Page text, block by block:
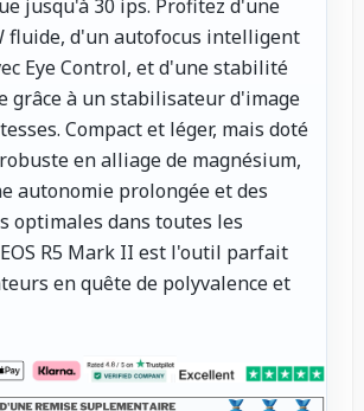
jusqu'à 30 ips. Profitez d'une
fluide, d'un autofocus intelligent
Eye Control, et d'une stabilité
grâce à un stabilisateur d'image
Compact et léger, mais doté
en alliage de magnésium,
autonomie prolongée et des
optimales dans toutes les
R5 Mark II est l'outil parfait
en quête de polyvalence et